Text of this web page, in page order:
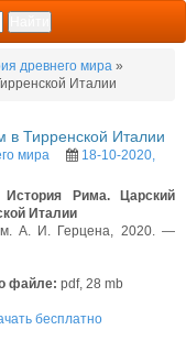
древнего мира »
Италии
Тирренской Италии
мира
18-10-2020,
Рима. Царский
Италии
А. И. Герцена, 2020. —
файле: pdf, 28 mb
бесплатно